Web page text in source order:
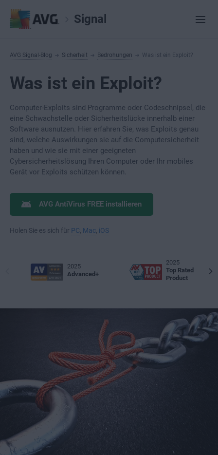
Signal
AVG Signal-Blog Sicherheit Bedrohungen Was ist ein Exploit?
Was ist ein Exploit?
Computer-Exploits sind Programme oder Codeschnipsel, die
eine Schwachstelle oder Sicherheitslücke innerhalb einer
Software ausnutzen. Hier erfahren Sie, was Exploits genau
sind, welche Auswirkungen sie auf die Computersicherheit
haben und wie sie mit einer geeigneten
Cybersicherheitslösung Ihren Computer oder Ihr mobiles
Gerät vor Exploits schützen können.
AVG AntiVirus FREE installieren
Holen Sie es sich für PC Mac iOS
2025
Advanced+
2025
Top Rated
Product